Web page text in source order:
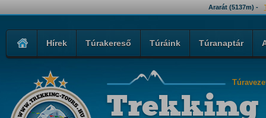
Ararát (5137m) -
Hírek Túrakereső Túráink Túranaptár
Trekking